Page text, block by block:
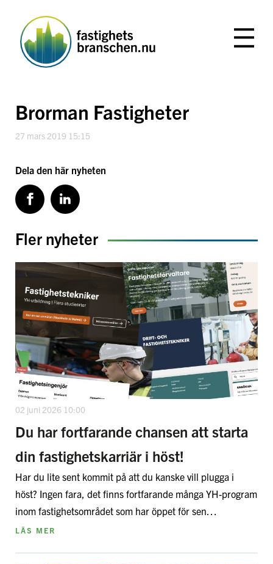
innehåll
Brorman Fastigheter
27 mars 2019 15:15
Dela den här nyheten
Fler nyheter
02 juni 2026 10:00
Du har fortfarande chansen att starta
din fastighetskarriär i höst!
Har du lite sent kommit på att du kanske vill plugga i
höst? Ingen fara, det finns fortfarande många YH-program
inom fastighetsområdet som har öppet för sen…
LÄS MER